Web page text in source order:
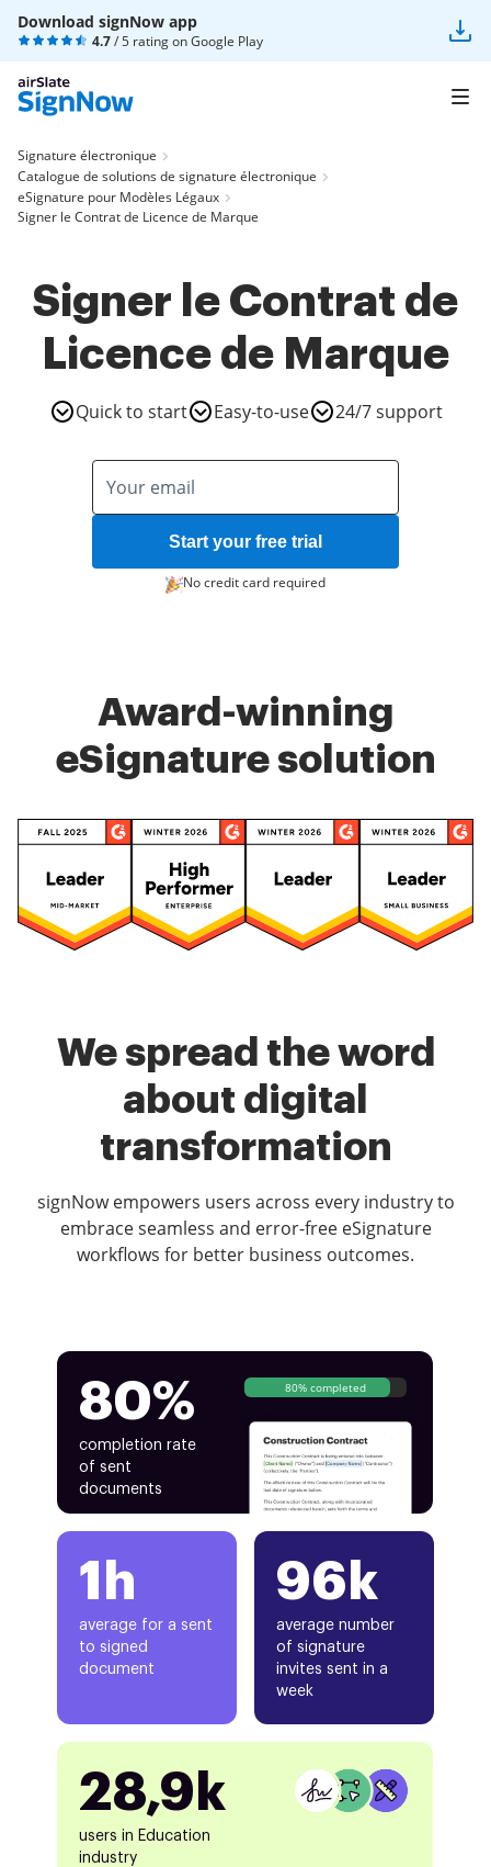
Download signNow app
4.7/ 5 rating onGoogle Play
Signature électronique
Catalogue de solutions de signature électronique
eSignature pour Modèles Légaux
Signer le Contrat de Licence de Marque
Signer le Contrat de
Licence de Marque
Quick to start Easy-to-use 24/7 support
Start your free trial
No credit card required
Award-winning
eSignature solution
We spread the word
about digital
transformation
signNow empowers users across every industry to
embrace seamless and error-free eSignature
workflows for better business outcomes.
80%
completion rate
of sent
documents
80% completed
1h
average for a sent
to signed
document
96k
average number
of signature
invites sent in a
week
28,9k
users in Education
industry